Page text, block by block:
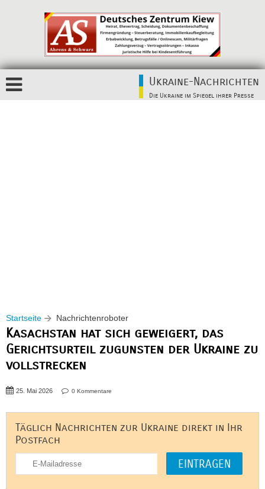
Ukraine-Nachrichten
Die Ukraine im Spiegel ihrer Presse
Startseite Nachrichtenroboter
Kasachstan hat sich geweigert, das
Gerichtsurteil zugunsten der Ukraine zu
vollstrecken
25. Mai 2026 0 Kommentare
Täglich Nachrichten zur Ukraine direkt in Ihr
Postfach